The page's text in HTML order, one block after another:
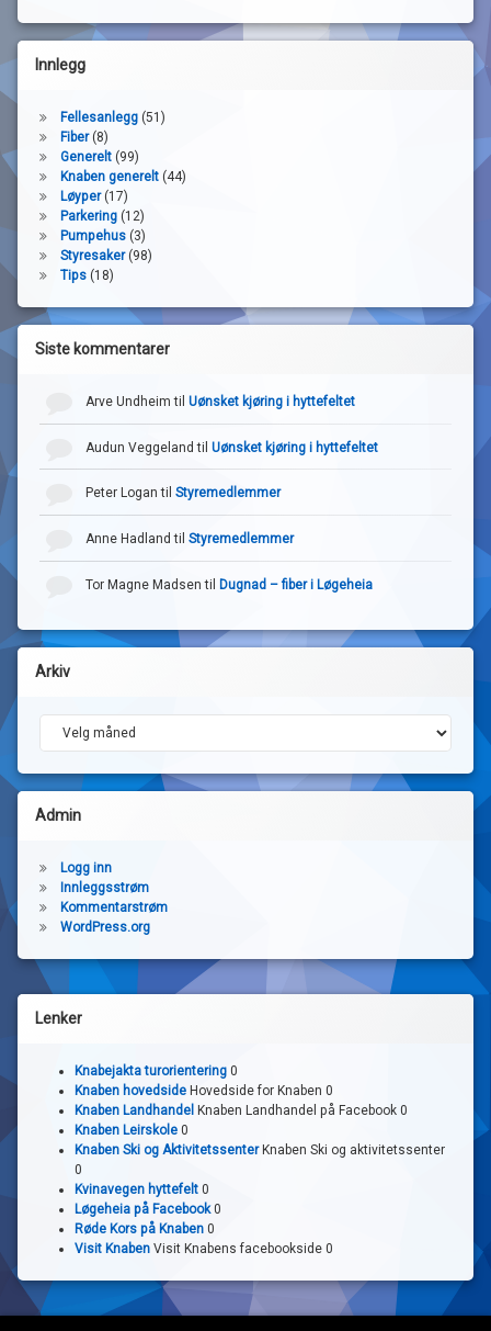
Innlegg
Fellesanlegg(51)
Fiber(8)
Generelt(99)
Knaben generelt(44)
Løyper(17)
Parkering(12)
Pumpehus(3)
Styresaker(98)
Tips(18)
Siste kommentarer
Arve Undheim til Uønsket kjøring i hyttefeltet
Audun Veggeland til Uønsket kjøring i hyttefeltet
Peter Logan til Styremedlemmer
Anne Hadland til Styremedlemmer
Tor Magne Madsen til Dugnad – fiber i Løgeheia
Arkiv
Arkiv
Admin
Logg inn
Innleggsstrøm
Kommentarstrøm
WordPress.org
Lenker
Knabejakta turorientering 0
Knaben hovedside Hovedside for Knaben 0
Knaben Landhandel Knaben Landhandel på Facebook 0
Knaben Leirskole 0
Knaben Ski og AktivitetssenterKnaben Ski og aktivitetssenter
0
Kvinavegen hyttefelt 0
Løgeheia på Facebook0
Røde Kors på Knaben 0
Visit Knaben Visit Knabens facebookside 0